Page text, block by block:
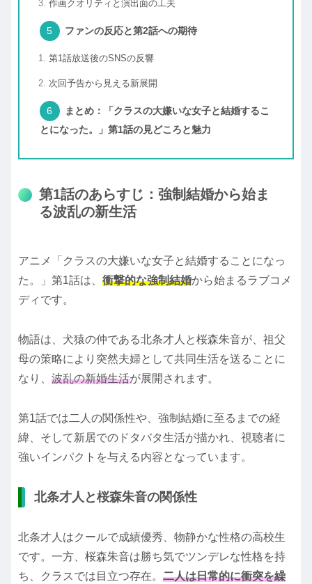
作画クオリティと演出面の工夫
ファンの反応と第2話への期待
第1話放送後のSNSの反響
次回予告から見える新展開
まとめ：「クラスの大嫌いな女子と結婚するこ
とになった。」第1話の見どころと魅力
第1話のあらすじ：強制結婚から始ま
る波乱の新生活
アニメ「クラスの大嫌いな女子と結婚することになっ
た。」第1話は、 衝撃的な強制結婚から始まるラブコメ
ディです。
物語は、犬猿の仲である北条才人と桜森朱音が、祖父
母の策略により突然夫婦として共同生活を送ることに
なり、 波乱の新婚生活が展開されます。
第1話では二人の関係性や、強制結婚に至るまでの経
緯、そして新居でのドタバタ生活が描かれ、視聴者に
強いインパクトを与える内容となっています。
北条才人と桜森朱音の関係性
北条才人はクールで成績優秀、物静かな性格の高校生
です。一方、桜森朱音は勝ち気でツンデレな性格を持
ち、クラスでは目立つ存在。 二人は日常的に衝突を繰